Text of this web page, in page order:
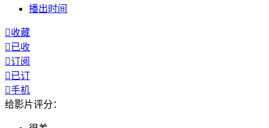
播出时间
收藏
已收
订阅
已订
手机
给影片评分：